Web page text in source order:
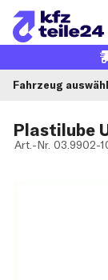
Fahrzeug
Plastilube
Art.-Nr. 03.9902-